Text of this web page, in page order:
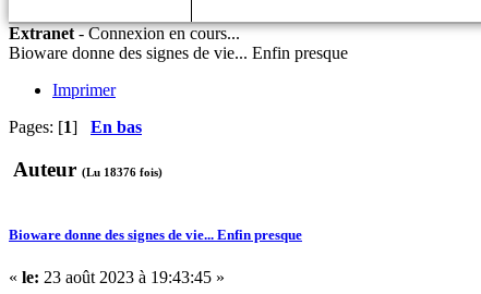
Extranet-Connexion en cours...
Bioware donne des signes de vie... Enfin presque
Imprimer
Pages: [1] En bas
Auteur (Lu 18376 fois)
Bioware donne des signes de vie... Enfin presque
« le: 23 août 2023 à 19:43:45 »